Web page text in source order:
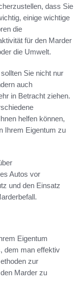
dass Sie
einige wichtige
die
für den Marder
die Umwelt.
Sie nicht nur
auch
in Betracht ziehen.
helfen können,
Ihrem Eigentum zu
Autos vor
und den Einsatz
Eigentum
dem man effektiv
zur
Marder zu